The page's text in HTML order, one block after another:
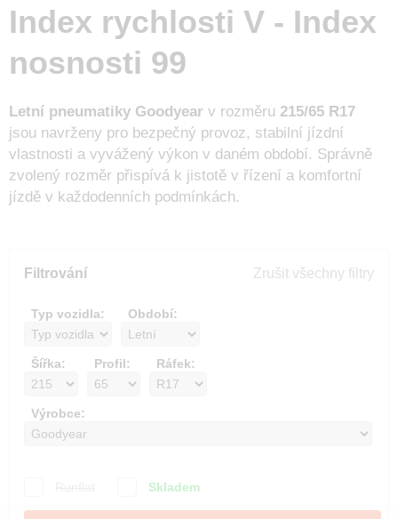
Index rychlosti V - Index
nosnosti 99
Letní pneumatiky Goodyear v rozměru 215/65 R17
jsou navrženy pro bezpečný provoz, stabilní jízdní
vlastnosti a vyvážený výkon v daném období. Správně
zvolený rozměr přispívá k jistotě v řízení a komfortní
jízdě v každodenních podmínkách.
Filtrování Zrušit všechny filtry
Typ vozidla: Období:
Šířka: Profil: Ráfek:
Výrobce:
Skladem